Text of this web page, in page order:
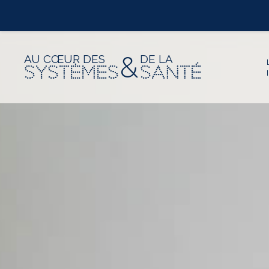
AU CŒUR DES
SYSTÈMES& DE LA
SANTÉ